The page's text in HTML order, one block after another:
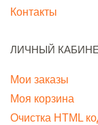
Контакты
ЛИЧНЫЙ
Мои заказы
Моя корзина
Очистка HTML